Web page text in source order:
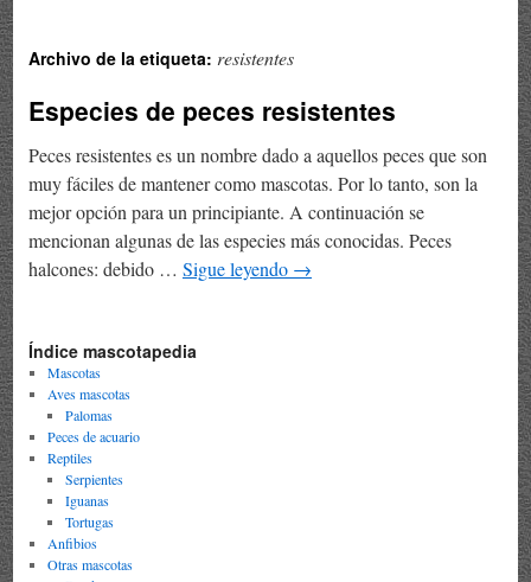
contenido
Archivo de la etiqueta: resistentes
Especies de peces resistentes
Peces resistentes es un nombre dado a aquellos peces que son
muy fáciles de mantener como mascotas. Por lo tanto, son la
mejor opción para un principiante. A continuación se
mencionan algunas de las especies más conocidas. Peces
halcones: debido … Sigue leyendo →
Índice mascotapedia
Mascotas
Aves mascotas
Palomas
Peces de acuario
Reptiles
Serpientes
Iguanas
Tortugas
Anfibios
Otras mascotas